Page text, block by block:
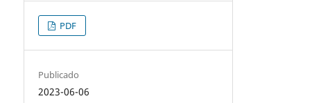
PDF
Publicado
2023-06-06